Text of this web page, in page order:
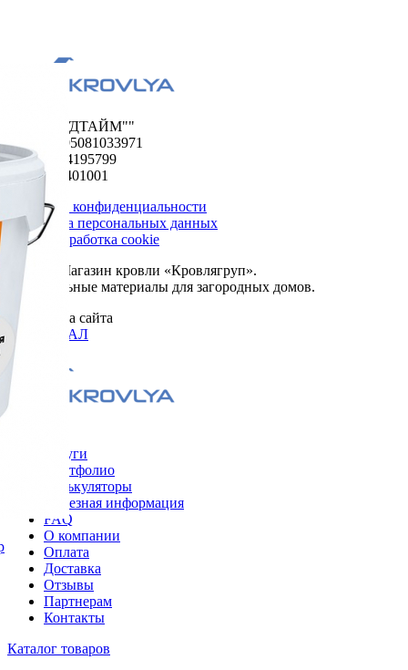
ООО "ФУДТАЙМ""
ОГРН 1195081033971
ИНН 5024195799
КПП 502401001
Политика конфиденциальности
Обработка персональных данных
Сбор и обработка cookie
© 2026. Магазин кровли «Кровлягруп».
Строительные материалы для загородных домов.
Разработка сайта
ОРИГИНАЛ
Услуги
Портфолио
Калькуляторы
Полезная информация
FAQ
О компании
Оплата
Доставка
Отзывы
Партнерам
Контакты
Каталог товаров